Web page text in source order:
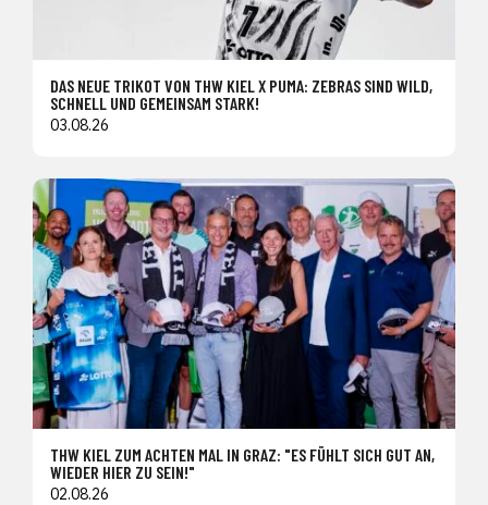
DAS NEUE TRIKOT VON THW KIEL X PUMA: ZEBRAS SIND WILD,
SCHNELL UND GEMEINSAM STARK!
03.08.26
THW KIEL ZUM ACHTEN MAL IN GRAZ: "ES FÜHLT SICH GUT AN,
WIEDER HIER ZU SEIN!"
02.08.26